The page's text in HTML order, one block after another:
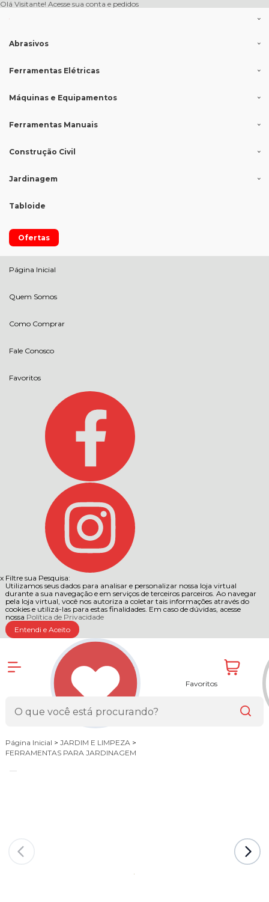
Olá Visitante! Acesse sua conta e pedidos
Abrasivos
Ferramentas Elétricas
Máquinas e Equipamentos
Ferramentas Manuais
Construção Civil
Jardinagem
Tabloide
Ofertas
Página Inicial
Quem Somos
Como Comprar
Fale Conosco
Favoritos
x Filtre sua Pesquisa:
Utilizamos seus dados para analisar e personalizar nossa loja virtual
durante a sua navegação e em serviços de terceiros parceiros. Ao navegar
pela loja virtual, você nos autoriza a coletar tais informações através do
cookies e utilizá-las para estas finalidades. Em caso de dúvidas, acesse
nossa Política de Privacidade
Entendi e Aceito
Favoritos
Página Inicial > JARDIM E LIMPEZA >
FERRAMENTAS PARA JARDINAGEM